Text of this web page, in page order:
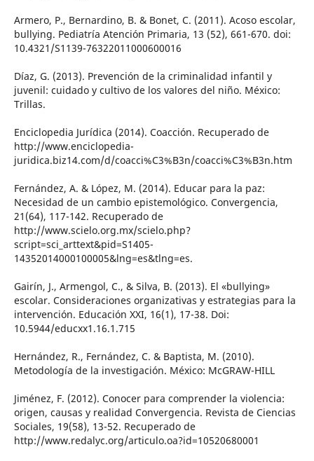
Armero, P., Bernardino, B. & Bonet, C. (2011). Acoso escolar,
bullying. Pediatría Atención Primaria, 13 (52), 661-670. doi:
10.4321/S1139-76322011000600016
Díaz, G. (2013). Prevención de la criminalidad infantil y
juvenil: cuidado y cultivo de los valores del niño. México:
Trillas.
Enciclopedia Jurídica (2014). Coacción. Recuperado de
http://www.enciclopedia-
juridica.biz14.com/d/coacci%C3%B3n/coacci%C3%B3n.htm
Fernández, A. & López, M. (2014). Educar para la paz:
Necesidad de un cambio epistemológico. Convergencia,
21(64), 117-142. Recuperado de
http://www.scielo.org.mx/scielo.php?
script=sci_arttext&pid=S1405-
14352014000100005&lng=es&tlng=es.
Gairín, J., Armengol, C., & Silva, B. (2013). El «bullying»
escolar. Consideraciones organizativas y estrategias para la
intervención. Educación XXI, 16(1), 17-38. Doi:
10.5944/educxx1.16.1.715
Hernández, R., Fernández, C. & Baptista, M. (2010).
Metodología de la investigación. México: McGRAW-HILL
Jiménez, F. (2012). Conocer para comprender la violencia:
origen, causas y realidad Convergencia. Revista de Ciencias
Sociales, 19(58), 13-52. Recuperado de
http://www.redalyc.org/articulo.oa?id=10520680001